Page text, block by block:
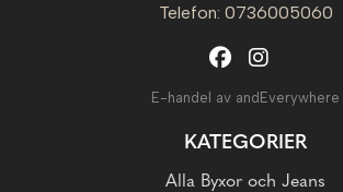
Telefon: 0736005060
E-handel av andEverywhere
KATEGORIER
Alla Byxor och Jeans